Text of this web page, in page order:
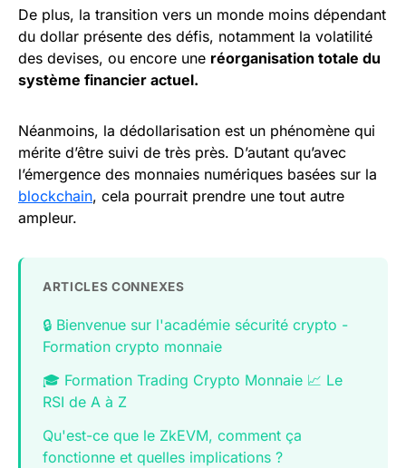
De plus, la transition vers un monde moins dépendant
du dollar présente des défis, notamment la volatilité
des devises, ou encore une réorganisation totale du
système financier actuel.
Néanmoins, la dédollarisation est un phénomène qui
mérite d’être suivi de très près. D’autant qu’avec
l’émergence des monnaies numériques basées sur la
blockchain, cela pourrait prendre une tout autre
ampleur.
ARTICLES CONNEXES
🔒 Bienvenue sur l'académie sécurité crypto -
Formation crypto monnaie
🎓 Formation Trading Crypto Monnaie 📈 Le
RSI de A à Z
Qu'est-ce que le ZkEVM, comment ça
fonctionne et quelles implications ?